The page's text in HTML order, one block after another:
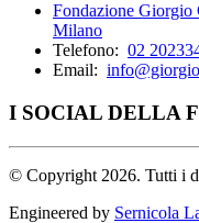
Fondazione
Milano
Telefono: 02
Email:
I SOCIAL DELLA
© Copyright 2026. Tutti i
Engineered by Sernicola